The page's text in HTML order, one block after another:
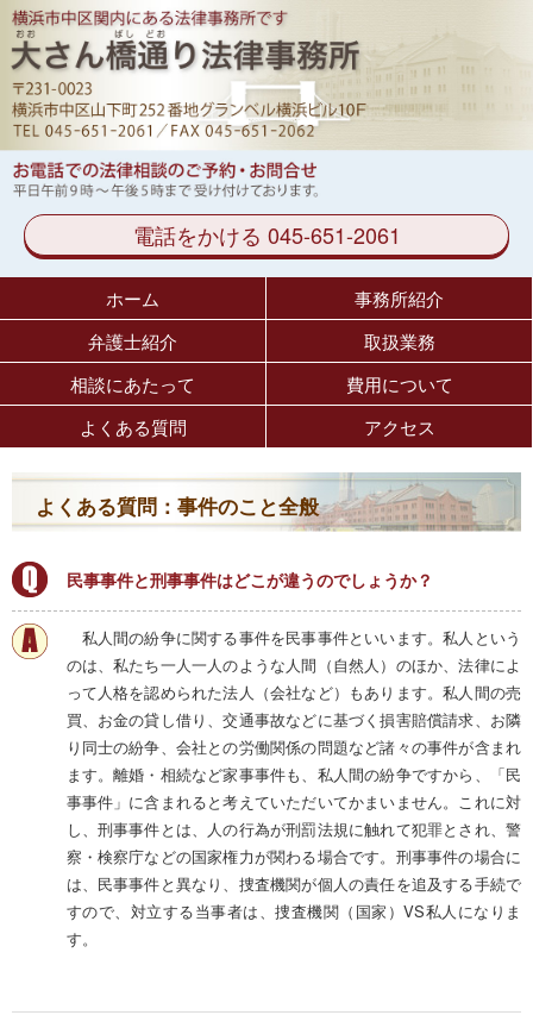
電話をかける 045-651-2061
ホーム
事務所紹介
弁護士紹介
取扱業務
相談にあたって
費用について
よくある質問
アクセス
よくある質問：事件のこと全般
民事事件と刑事事件はどこが違うのでしょうか？
私人間の紛争に関する事件を民事事件といいます。私人という
のは、私たち一人一人のような人間（自然人）のほか、法律によ
って人格を認められた法人（会社など）もあります。私人間の売
買、お金の貸し借り、交通事故などに基づく損害賠償請求、お隣
り同士の紛争、会社との労働関係の問題など諸々の事件が含まれ
ます。離婚・相続など家事事件も、私人間の紛争ですから、「民
事事件」に含まれると考えていただいてかまいません。これに対
し、刑事事件とは、人の行為が刑罰法規に触れて犯罪とされ、警
察・検察庁などの国家権力が関わる場合です。刑事事件の場合に
は、民事事件と異なり、捜査機関が個人の責任を追及する手続で
すので、対立する当事者は、捜査機関（国家）VS私人になりま
す。